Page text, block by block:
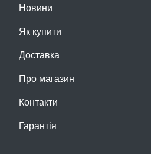
Новини
Як купити
Доставка
Про магазин
Контакти
Гарантія